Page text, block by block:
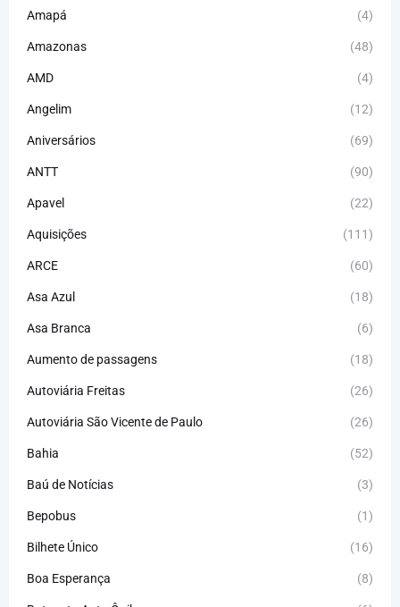
Amapá (4)
Amazonas (48)
AMD (4)
Angelim (12)
Aniversários (69)
ANTT (90)
Apavel (22)
Aquisições (111)
ARCE (60)
Asa Azul (18)
Asa Branca (6)
Aumento de passagens (18)
Autoviária Freitas (26)
Autoviária São Vicente de Paulo (26)
Bahia (52)
Baú de Notícias (3)
Bepobus (1)
Bilhete Único (16)
Boa Esperança (8)